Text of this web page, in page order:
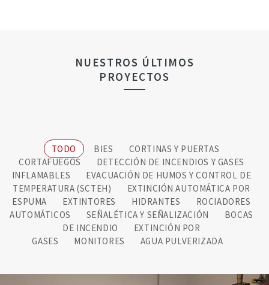
NUESTROS ÚLTIMOS
PROYECTOS
TODO BIES
CORTINAS Y PUERTAS
CORTAFUEGOS
DETECCIÓN DE INCENDIOS Y GASES
INFLAMABLES
EVACUACIÓN DE HUMOS Y CONTROL DE
TEMPERATURA (SCTEH)
EXTINCIÓN AUTOMÁTICA POR
ESPUMA
EXTINTORES HIDRANTES
ROCIADORES
AUTOMÁTICOS
SEÑALÉTICA Y SEÑALIZACIÓN
BOCAS
DE INCENDIO
EXTINCIÓN POR
GASES
MONITORES AGUA PULVERIZADA